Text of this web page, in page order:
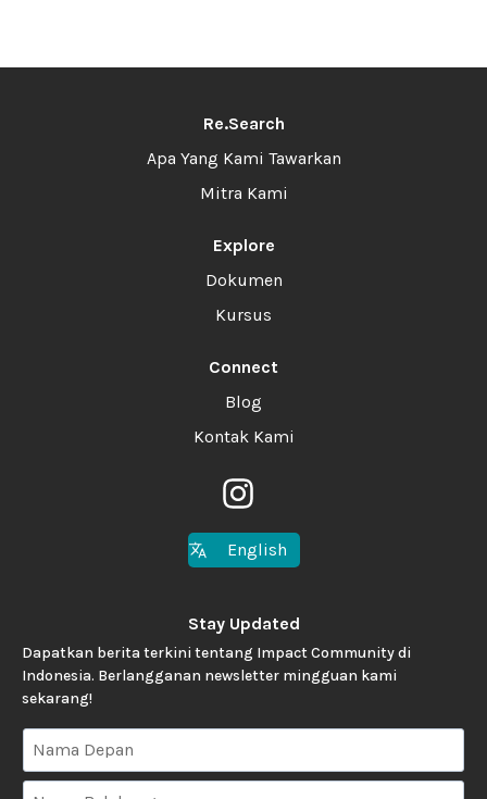
Re.Search
Apa Yang Kami Tawarkan
Mitra Kami
Explore
Dokumen
Kursus
Connect
Blog
Kontak Kami
English
Stay Updated
Dapatkan berita terkini tentang Impact Community di
Indonesia. Berlangganan newsletter mingguan kami
sekarang!